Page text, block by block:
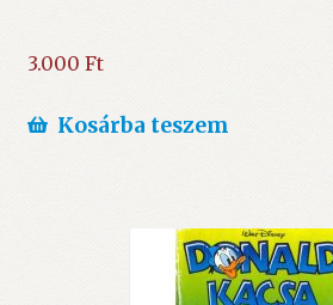
3.000 Ft
Kosárba teszem